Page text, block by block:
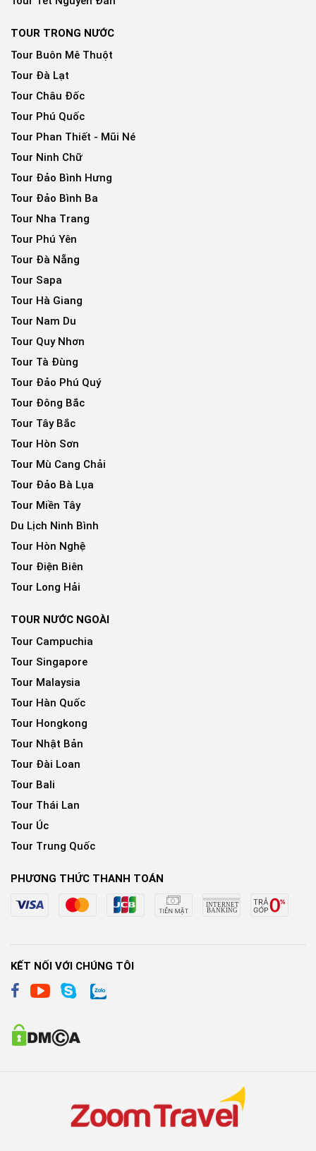
TOUR TRONG NƯỚC
Tour Buôn Mê Thuột
Tour Đà Lạt
Tour Châu Đốc
Tour Phú Quốc
Tour Phan Thiết - Mũi Né
Tour Ninh Chữ
Tour Đảo Bình Hưng
Tour Đảo Bình Ba
Tour Nha Trang
Tour Phú Yên
Tour Đà Nẵng
Tour Sapa
Tour Hà Giang
Tour Nam Du
Tour Quy Nhơn
Tour Tà Đùng
Tour Đảo Phú Quý
Tour Đông Bắc
Tour Tây Bắc
Tour Hòn Sơn
Tour Mù Cang Chải
Tour Đảo Bà Lụa
Tour Miền Tây
Du Lịch Ninh Bình
Tour Hòn Nghệ
Tour Điện Biên
Tour Long Hải
TOUR NƯỚC NGOÀI
Tour Campuchia
Tour Singapore
Tour Malaysia
Tour Hàn Quốc
Tour Hongkong
Tour Nhật Bản
Tour Đài Loan
Tour Bali
Tour Thái Lan
Tour Úc
Tour Trung Quốc
PHƯƠNG THỨC THANH TOÁN
KẾT NỐI VỚI CHÚNG TÔI